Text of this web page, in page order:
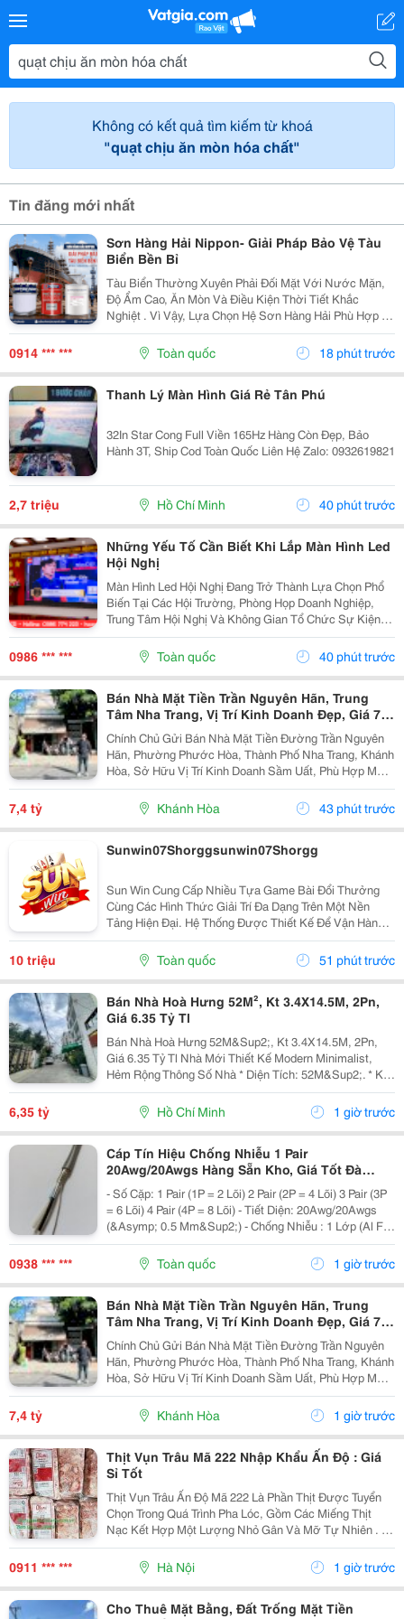
Không có kết quả tìm kiếm từ khoá
"quạt chịu ăn mòn hóa chất"
Tin đăng mới nhất
Sơn Hàng Hải Nippon- Giải Pháp Bảo Vệ Tàu
Biển Bền Bỉ
Tàu Biển Thường Xuyên Phải Đối Mặt Với Nước Mặn,
Độ Ẩm Cao, Ăn Mòn Và Điều Kiện Thời Tiết Khắc
Nghiệt . Vì Vậy, Lựa Chọn Hệ Sơn Hàng Hải Phù Hợp Là
Yếu Tố Quan Trọng Giúp Bảo Vệ Bề Mặt Và Nâng Cao
Độ Bền Công Trình. Sơn Hàng Hải Nippon Được Ứng...
0914 *** *** Toàn quốc 18 phút trước
Thanh Lý Màn Hình Giá Rẻ Tân Phú
32In Star Cong Full Viền 165Hz Hàng Còn Đẹp, Bảo
Hành 3T, Ship Cod Toàn Quốc Liên Hệ Zalo: 0932619821
2,7 triệu Hồ Chí Minh 40 phút trước
Những Yếu Tố Cần Biết Khi Lắp Màn Hình Led
Hội Nghị
Màn Hình Led Hội Nghị Đang Trở Thành Lựa Chọn Phổ
Biến Tại Các Hội Trường, Phòng Họp Doanh Nghiệp,
Trung Tâm Hội Nghị Và Không Gian Tổ Chức Sự Kiện
Nhờ Khả Năng Hiển Thị Hình Ảnh Lớn, Rõ Nét Và Ổn
Định. Tuy Nhiên, Để Lựa Chọn Được Hệ Thống...
0986 *** *** Toàn quốc 40 phút trước
Bán Nhà Mặt Tiền Trần Nguyên Hãn, Trung
Tâm Nha Trang, Vị Trí Kinh Doanh Đẹp, Giá 7,4
Tỷ
Chính Chủ Gửi Bán Nhà Mặt Tiền Đường Trần Nguyên
Hãn, Phường Phước Hòa, Thành Phố Nha Trang, Khánh
Hòa, Sở Hữu Vị Trí Kinh Doanh Sầm Uất, Phù Hợp Mở
Cửa Hàng, Văn Phòng, Showroom Hoặc Đầu Tư Cho
Thuê Lâu Dài. Thông Tin Chi Tiết. - Địa Chỉ: Số...
7,4 tỷ Khánh Hòa 43 phút trước
Sunwin07Shorggsunwin07Shorgg
Sun Win Cung Cấp Nhiều Tựa Game Bài Đổi Thưởng
Cùng Các Hình Thức Giải Trí Đa Dạng Trên Một Nền
Tảng Hiện Đại. Hệ Thống Được Thiết Kế Để Vận Hành
Ổn Định, Truy Cập Nhanh Và Tương Thích Với Nhiều
Thiết Bị. Bên Cạnh Đó, Các Tính Năng Bảo Mật Cũng
Được...
10 triệu Toàn quốc 51 phút trước
Bán Nhà Hoà Hưng 52M², Kt 3.4X14.5M, 2Pn,
Giá 6.35 Tỷ Tl
Bán Nhà Hoà Hưng 52M&Sup2;, Kt 3.4X14.5M, 2Pn,
Giá 6.35 Tỷ Tl Nhà Mới Thiết Kế Modern Minimalist,
Hẻm Rộng Thông Số Nhà * Diện Tích: 52M&Sup2;. * Kt:
3.4M X 14.5M. * Kết Cấu: 1 Trệt 1 Lầu. * Chủ Hỗ Trợ
Hoàn Thiện Thêm 1 Phòng Ngủ Trước Khi Bàn...
6,35 tỷ Hồ Chí Minh 1 giờ trước
Cáp Tín Hiệu Chống Nhiễu 1 Pair
20Awg/20Awgs Hàng Sẵn Kho, Giá Tốt Đà
Nẵng, Huế
- Số Cặp: 1 Pair (1P = 2 Lõi) 2 Pair (2P = 4 Lõi) 3 Pair (3P
= 6 Lõi) 4 Pair (4P = 8 Lõi) - Tiết Diện: 20Awg/20Awgs
(&Asymp; 0.5 Mm&Sup2;) - Chống Nhiễu : 1 Lớp (Al Foil
)/ 2 Lớp Chống Nhiễu (Al Foil + Lớp Lưới Chống Nhiễu) -
Vật Liệu: Đồng...
0938 *** *** Toàn quốc 1 giờ trước
Bán Nhà Mặt Tiền Trần Nguyên Hãn, Trung
Tâm Nha Trang, Vị Trí Kinh Doanh Đẹp, Giá 7,4
Tỷ
Chính Chủ Gửi Bán Nhà Mặt Tiền Đường Trần Nguyên
Hãn, Phường Phước Hòa, Thành Phố Nha Trang, Khánh
Hòa, Sở Hữu Vị Trí Kinh Doanh Sầm Uất, Phù Hợp Mở
Cửa Hàng, Văn Phòng, Showroom Hoặc Đầu Tư Cho
Thuê Lâu Dài. Thông Tin Chi Tiết. - Địa Chỉ: Số...
7,4 tỷ Khánh Hòa 1 giờ trước
Thịt Vụn Trâu Mã 222 Nhập Khẩu Ấn Độ : Giá
Sỉ Tốt
Thịt Vụn Trâu Ấn Độ Mã 222 Là Phần Thịt Được Tuyển
Chọn Trong Quá Trình Pha Lóc, Gồm Các Miếng Thịt
Nạc Kết Hợp Một Lượng Nhỏ Gân Và Mỡ Tự Nhiên . Tỷ
Lệ Này Giúp Thịt Giữ Được Độ Mềm, Vị Ngọt Và
Hương Thơm Đặc Trưng Sau Khi Chế Biến. Sản
Phẩm...
0911 *** *** Hà Nội 1 giờ trước
Cho Thuê Mặt Bằng, Đất Trống Mặt Tiền